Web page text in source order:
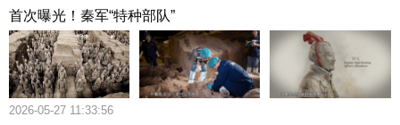
首次曝光！秦军“特种部队”
2026-05-27 11:33:56